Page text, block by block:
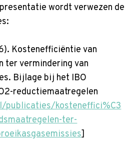
wordt verwezen de
Kostenefficiëntie van
ter vermindering van
Bijlage bij het IBO
reductiemaatregelen
publicaties/kosteneffici%C3
ter-
]